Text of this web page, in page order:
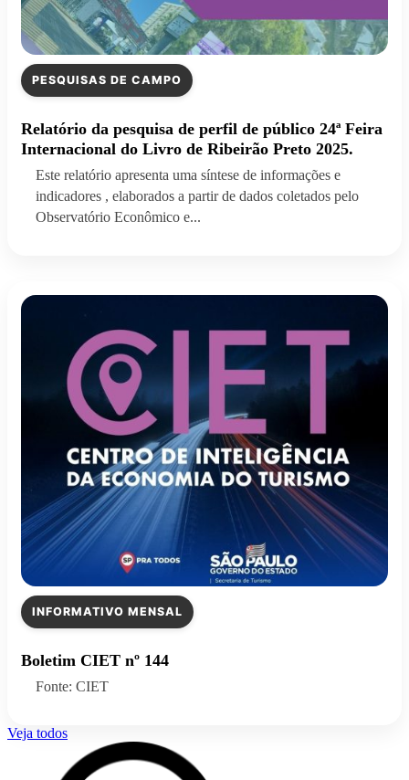
PESQUISAS DE CAMPO
Relatório da pesquisa de perfil de público 24ª Feira
Internacional do Livro de Ribeirão Preto 2025.
Este relatório apresenta uma síntese de informações e
indicadores , elaborados a partir de dados coletados pelo
Observatório Econômico e...
INFORMATIVO MENSAL
Boletim CIET nº 144
Fonte: CIET
Veja todos